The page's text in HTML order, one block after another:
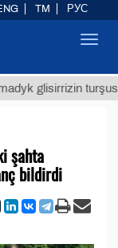
turşusy (t.)
şahta
bildirdi
TM РУС